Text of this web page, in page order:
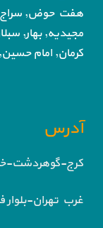
هفت حوض,
مجیدیه, بهار,
کرمان, امام حسین,
آدرس
کرج-گوهردشت-
غرب تهران-